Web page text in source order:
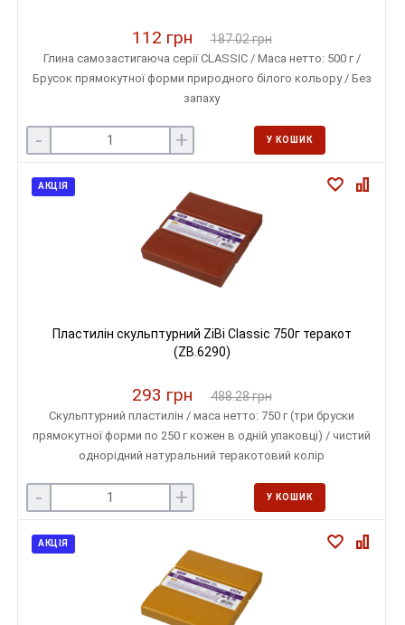
112 грн 187.02 грн
Глина самозастигаюча серії CLASSIC / Маса нетто: 500 г /
Брусок прямокутної форми природного білого кольору / Без
запаху
- + У КОШИК
АКЦІЯ
Пластилін скульптурний ZiBi Classic 750г теракот
(ZB.6290)
293 грн 488.28 грн
Скульптурний пластилін / маса нетто: 750 г (три бруски
прямокутної форми по 250 г кожен в одній упаковці) / чистий
однорідний натуральний теракотовий колір
- + У КОШИК
АКЦІЯ